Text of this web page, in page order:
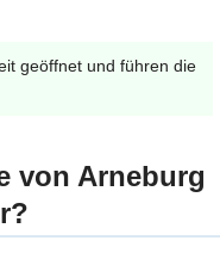
geöffnet und führen die
von Arneburg